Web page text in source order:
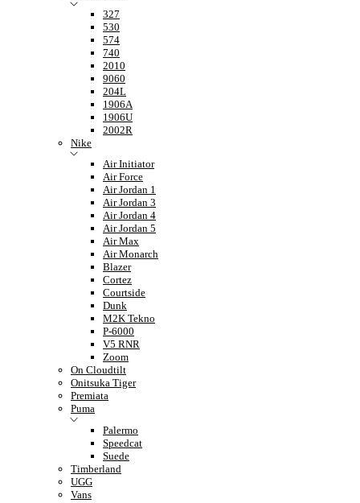
327
530
574
740
2010
9060
204L
1906A
1906U
2002R
Nike
Air Initiator
Air Force
Air Jordan 1
Air Jordan 3
Air Jordan 4
Air Jordan 5
Air Max
Air Monarch
Blazer
Cortez
Courtside
Dunk
M2K Tekno
P-6000
V5 RNR
Zoom
On Cloudtilt
Onitsuka Tiger
Premiata
Puma
Palermo
Speedcat
Suede
Timberland
UGG
Vans